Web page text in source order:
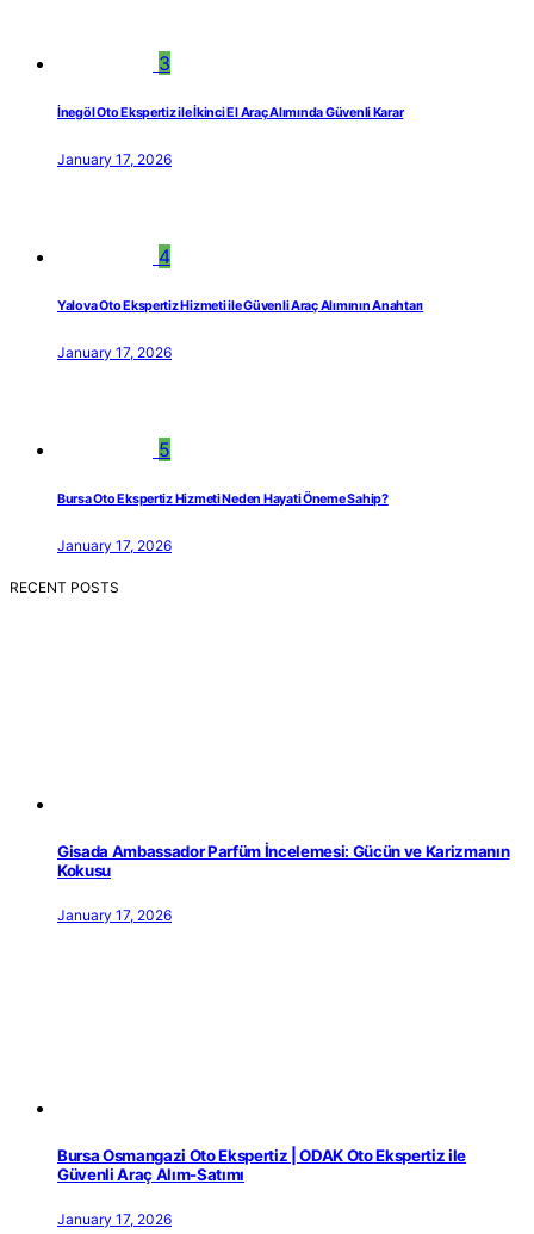
3
İnegöl Oto Ekspertiz ile İkinci El Araç Alımında Güvenli Karar
January 17, 2026
4
Yalova Oto Ekspertiz Hizmeti ile Güvenli Araç Alımının Anahtarı
January 17, 2026
5
Bursa Oto Ekspertiz Hizmeti Neden Hayati Öneme Sahip?
January 17, 2026
RECENT POSTS
Gisada Ambassador Parfüm İncelemesi: Gücün ve Karizmanın
Kokusu
January 17, 2026
Bursa Osmangazi Oto Ekspertiz | ODAK Oto Ekspertiz ile
Güvenli Araç Alım-Satımı
January 17, 2026